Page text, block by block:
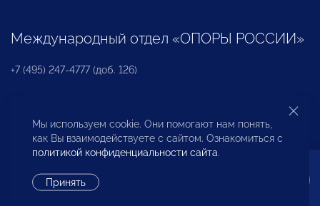
Международный отдел «ОПОРЫ РОССИИ»
+7 (495) 247-4777 (доб. 126)
Бюро по защите прав предпринимателей и
инвесторов
Мы используем cookie. Они помогают нам понять,
как Вы взаимодействуете с сайтом. Ознакомиться с
политикой конфиденциальности сайта.
Принять